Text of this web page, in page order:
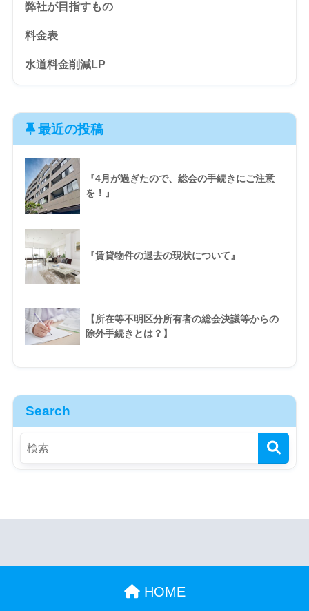
弊社が目指すもの
料金表
水道料金削減LP
最近の投稿
『4月が過ぎたので、総会の手続きにご注意
を！』
『賃貸物件の退去の現状について』
【所在等不明区分所有者の総会決議等からの
除外手続きとは？】
Search
HOME